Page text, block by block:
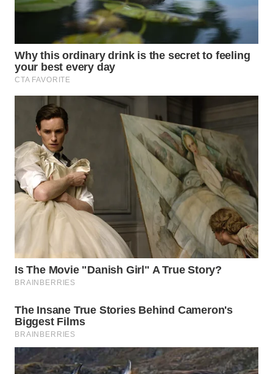
WN
WN
PADANG
LAWAS
WN
SUMEDANG
WN
CIANJUR
WN
KEPULAUAN
SERIBU
TANGERANG
WN
BINJAI
WN
CIREBON